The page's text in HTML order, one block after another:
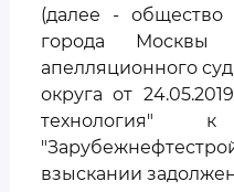
(далее - общество
города Москвы
апелляционного
округа от
технология"
взыскании